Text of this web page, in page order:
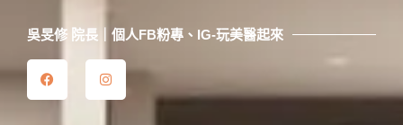
吳旻修 院長｜個人FB粉專、IG-玩美醫起來